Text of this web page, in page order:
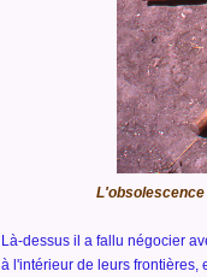
Là-dessus il a fallu négocier
à l'intérieur de leurs frontières,